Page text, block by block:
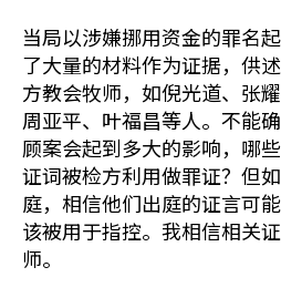
当局以涉嫌挪用资金的罪名
了大量的材料作为证据，供
方教会牧师，如倪光道、张
周亚平、叶福昌等人。不能
顾案会起到多大的影响，哪
证词被检方利用做罪证？但
庭，相信他们出庭的证言可
该被用于指控。我相信相关
师。